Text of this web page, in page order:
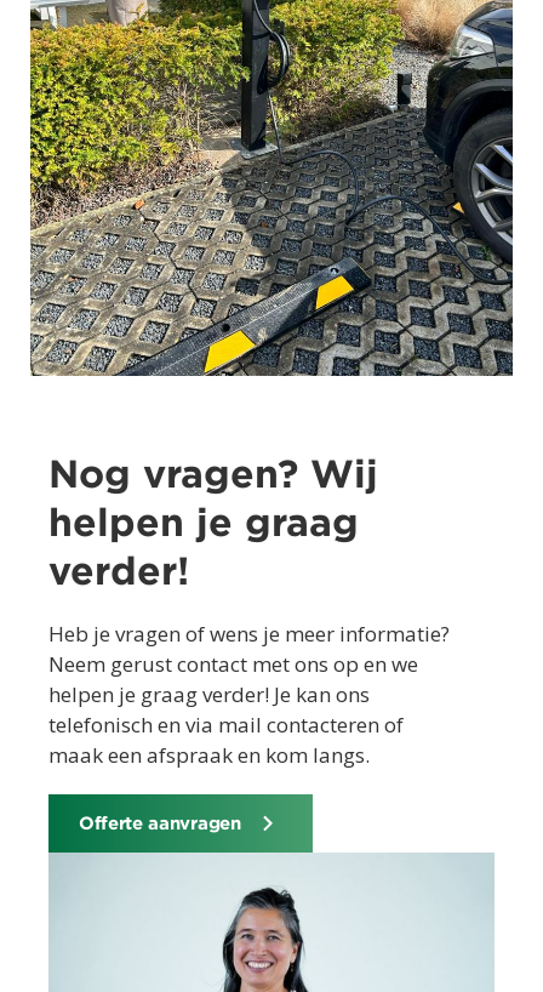
Nog vragen? Wij
helpen je graag
verder!
Heb je vragen of wens je meer informatie?
Neem gerust contact met ons op en we
helpen je graag verder! Je kan ons
telefonisch en via mail contacteren of
maak een afspraak en kom langs.
Offerte aanvragen